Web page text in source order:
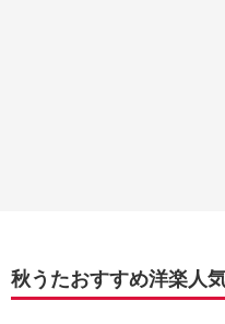
秋うたおすすめ洋楽人